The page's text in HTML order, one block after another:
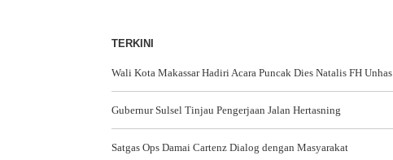
TERKINI
Wali Kota Makassar Hadiri Acara Puncak Dies Natalis FH Unhas
Gubernur Sulsel Tinjau Pengerjaan Jalan Hertasning
Satgas Ops Damai Cartenz Dialog dengan Masyarakat